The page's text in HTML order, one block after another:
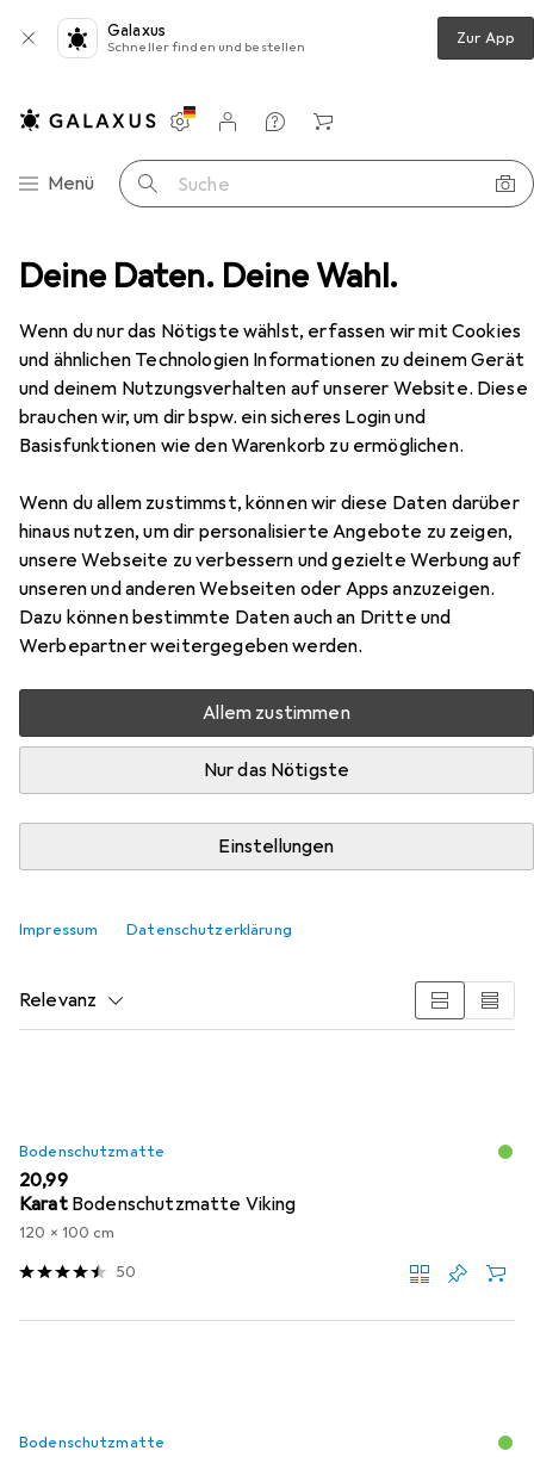
Deine Daten. Deine Wahl.
Wenn du nur das Nötigste wählst, erfassen wir mit Cookies
und ähnlichen Technologien Informationen zu deinem Gerät
und deinem Nutzungsverhalten auf unserer Website. Diese
brauchen wir, um dir bspw. ein sicheres Login und
Basisfunktionen wie den Warenkorb zu ermöglichen.
Wenn du allem zustimmst, können wir diese Daten darüber
hinaus nutzen, um dir personalisierte Angebote zu zeigen,
unsere Webseite zu verbessern und gezielte Werbung auf
unseren und anderen Webseiten oder Apps anzuzeigen.
Dazu können bestimmte Daten auch an Dritte und
Werbepartner weitergegeben werden.
Allem zustimmen
Nur das Nötigste
Einstellungen
Impressum Datenschutzerklärung
Galaxus
Schneller finden und bestellen Zur App
Navigation nach Kategorien
Menü Suche
Einstellungen
Kundenkonto
Vergleichslisten
Merklisten
Warenkorb
1101 Comfortsitz Gestell Edel brillantschwarz
EUR
262,56
Mayer Sitzmöbel
Pendelhocker 1101
Comfortsitz Gestell Edel
brillantschwarz
54 - 80 cm
Zubehör für Mayer Sitzmöbel
Pendelhocker 1101 Comfortsitz
Gestell Edel brillantschwarz
Hier findest du passendes Zubehör zum Produkt Mayer
Sitzmöbel Pendelhocker 1101 Comfortsitz Gestell Edel
brillantschwarz aus den Kategorien Bodenschutzmatte,
Zubehör Gaming Möbel und Abdeckmaterial.
Beliebt Bodenschutzmatte
Relevanz
Bodenschutzmatte
EUR
20,99
Karat Bodenschutzmatte Viking
120 x 100 cm
50
Bodenschutzmatte